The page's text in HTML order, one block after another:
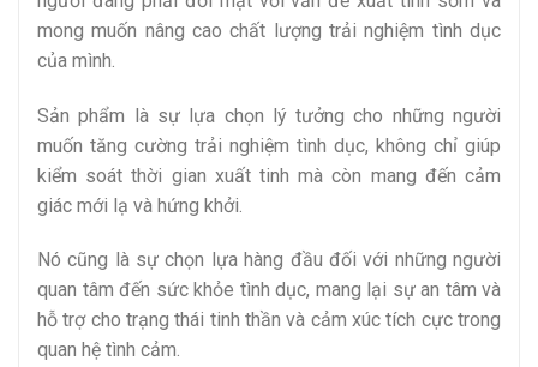
mong muốn nâng cao chất lượng trải nghiệm tình dục
của mình.
Sản phẩm là sự lựa chọn lý tưởng cho những người
muốn tăng cường trải nghiệm tình dục, không chỉ giúp
kiểm soát thời gian xuất tinh mà còn mang đến cảm
giác mới lạ và hứng khởi.
Nó cũng là sự chọn lựa hàng đầu đối với những người
quan tâm đến sức khỏe tình dục, mang lại sự an tâm và
hỗ trợ cho trạng thái tinh thần và cảm xúc tích cực trong
quan hệ tình cảm.